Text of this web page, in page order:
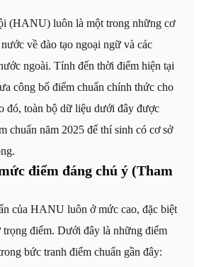
(HANU) luôn là một trong những cơ
về đào tạo ngoại ngữ và các
ngoài. Tính đến thời điểm hiện tại
công bố điểm chuẩn chính thức cho
đó, toàn bộ dữ liệu dưới đây được
chuẩn năm 2025 để thí sinh có cơ sở
điểm đáng chú ý (Tham
của HANU luôn ở mức cao, đặc biệt
trọng điểm. Dưới đây là những điểm
bức tranh điểm chuẩn gần đây: